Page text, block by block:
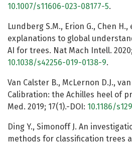
10.1007/s11606-023-08177-5.
Lundberg S.M., Erion G., Chen
explanations to global
AI for trees. Nat Mach Intell.
10.1038/s42256-019-0138-9.
Van Calster B., McLernon D.J.,
Calibration: the Achilles heel of
Med. 2019; 17(1).-DOI: 10.1186/
Ding Y., Simonoff J. An
methods for classification trees